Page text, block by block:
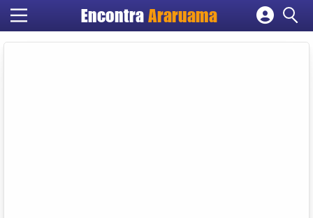
EncontraAraruama
Cadastrar empresa